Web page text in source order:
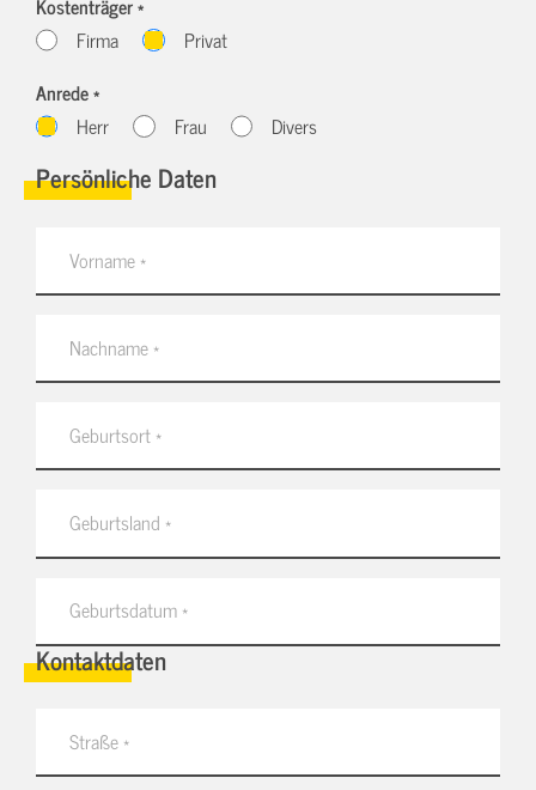
Kostenträger *
Firma
Privat
Anrede *
Herr
Frau Divers
Persönliche Daten
Kontaktdaten